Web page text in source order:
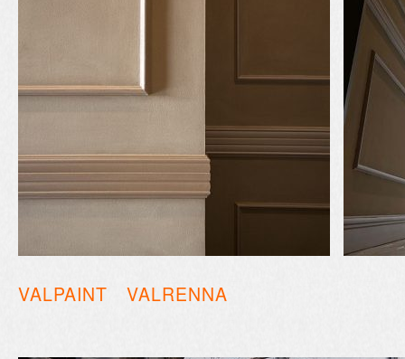
VALPAINT VALRENNA